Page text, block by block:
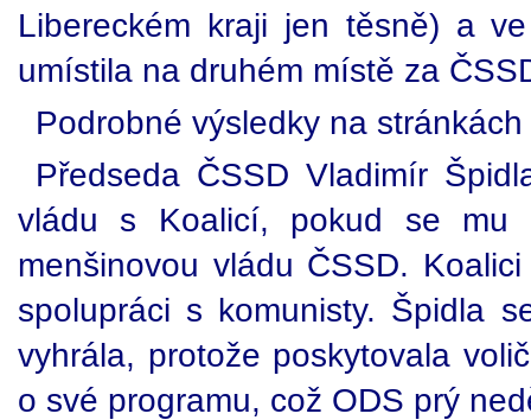
Libereckém kraji jen těsně) a
umístila na druhém místě za
Podrobné výsledky na
Předseda ČSSD Vladimír
vládu s Koalicí, pokud se mu
menšinovou vládu ČSSD.
spolupráci s komunisty. Špidla
vyhrála, protože poskytovala
o své programu, což ODS prý